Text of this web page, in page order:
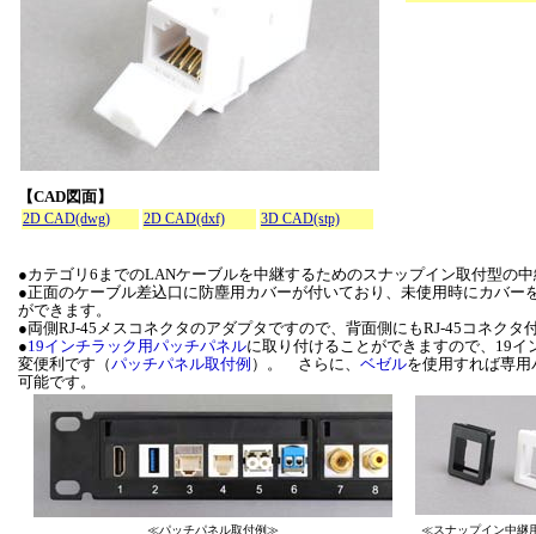
【CAD図面】
2D CAD(dwg) 2D CAD(dxf) 3D CAD(stp)
●カテゴリ6までのLANケーブルを中継するためのスナップイン取付型の
●正面のケーブル差込口に防塵用カバーが付いており、未使用時にカバ
ができます。
●両側RJ-45メスコネクタのアダプタですので、背面側にもRJ-45コネク
●19インチラック用パッチパネルに取り付けることができますので、19
変便利です（パッチパネル取付例 ）。 さらに、 ベゼルを使用すれば専
可能です。
≪パッチパネル取付例≫ ≪スナップイン中継